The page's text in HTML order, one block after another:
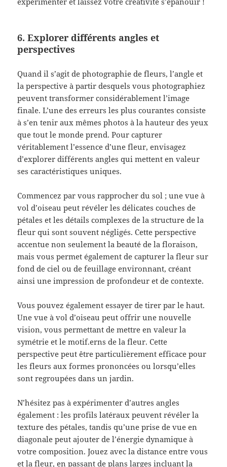
6. Explorer différents angles et
perspectives
Quand il s’agit de photographie de fleurs, l’angle et
la perspective à partir desquels vous photographiez
peuvent transformer considérablement l’image
finale. L’une des erreurs les plus courantes consiste
à s’en tenir aux mêmes photos à la hauteur des yeux
que tout le monde prend. Pour capturer
véritablement l’essence d’une fleur, envisagez
d’explorer différents angles qui mettent en valeur
ses caractéristiques uniques.
Commencez par vous rapprocher du sol ; une vue à
vol d’oiseau peut révéler les délicates couches de
pétales et les détails complexes de la structure de la
fleur qui sont souvent négligés. Cette perspective
accentue non seulement la beauté de la floraison,
mais vous permet également de capturer la fleur sur
fond de ciel ou de feuillage environnant, créant
ainsi une impression de profondeur et de contexte.
Vous pouvez également essayer de tirer par le haut.
Une vue à vol d’oiseau peut offrir une nouvelle
vision, vous permettant de mettre en valeur la
symétrie et le motif.erns de la fleur. Cette
perspective peut être particulièrement efficace pour
les fleurs aux formes prononcées ou lorsqu’elles
sont regroupées dans un jardin.
N’hésitez pas à expérimenter d’autres angles
également : les profils latéraux peuvent révéler la
texture des pétales, tandis qu’une prise de vue en
diagonale peut ajouter de l’énergie dynamique à
votre composition. Jouez avec la distance entre vous
et la fleur, en passant de plans larges incluant la